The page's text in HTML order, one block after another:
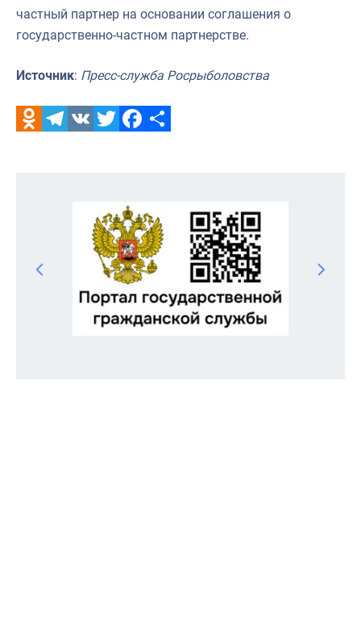
частный партнер на основании соглашения о
государственно-частном партнерстве.
Источник: Пресс-служба Росрыболовства